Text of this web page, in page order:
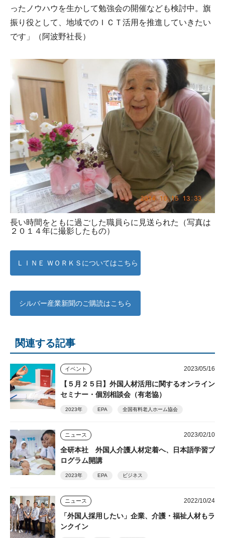
ったノウハウを生かして勉強会の開催なども検討中。旗
振り役として、地域でのＩＣＴ活用を推進していきたい
です」（阿波野社長）
長い時間をともに過ごした職員らに見送られた（写真は
２０１４年に撮影したもの）
ＬＩＮＥ ＷＯＲＫＳについてはこちら
シルバー産業新聞のご購読はこちら
関連する記事
イベント 2023/05/16
【５月２５日】外国人材活用に関するオンライン
セミナー・個別相談会（有老協）
2023年 EPA 全国有料老人ホーム協会
ニュース 2023/02/10
全研本社 外国人介護人材定着へ、日本語学習プ
ログラム開講
2023年 EPA ビジネス
ニュース 2022/10/24
「外国人採用したい」企業、介護・福祉人材もラ
ンクイン